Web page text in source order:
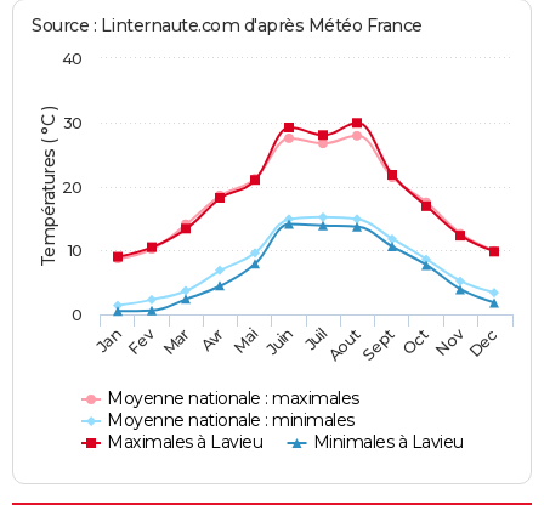
Températures ( °C )
Source : Linternaute.com d'après Météo France
Moyenne nationale : maximales
Moyenne nationale : minimales
Maximales à Lavieu
Minimales à Lavieu
JanFev Mar Avr Mai Juin JuilAoutSept OctNovDec
0
10
20
30
40